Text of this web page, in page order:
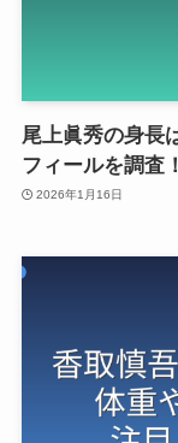
尾上眞秀の身長
フィールを調査！
2026年1月16日